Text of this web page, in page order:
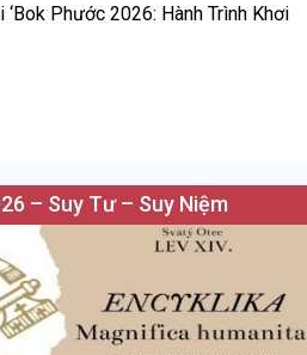
‘Bok Phước 2026: Hành Trình Khơi
– Suy Tư – Suy Niệm